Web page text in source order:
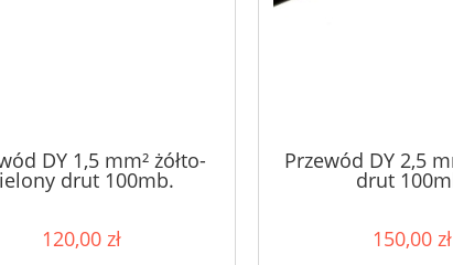
DY 1,5 mm² żółto-
drut 100mb.
120,00 zł
Przewód DY 2,5
drut
150,00 zł